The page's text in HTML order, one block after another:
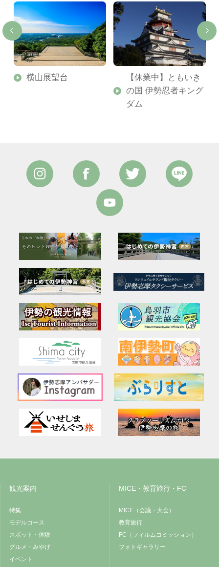
横山展望台
【休業中】ともいき
の国 伊勢忍者キング
ダム
観光案内
特集
モデルコース
スポット・体験
グルメ・みやげ
イベント
MICE・教育旅行・FC
MICE（会議・大会）
教育旅行
FC（フィルムコミッション）
フォトギャラリー